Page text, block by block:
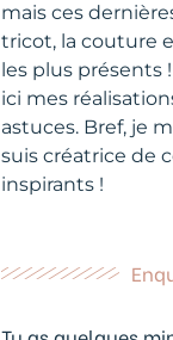
mais ces
tricot, la couture
les plus présents
ici mes
astuces. Bref, je
suis créatrice de
inspirants !